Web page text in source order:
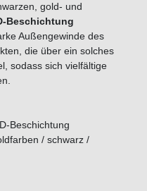
gold- und
Beschichtung
Außengewinde des
die über ein solches
sodass sich vielfältige
Beschichtung
/ schwarz /